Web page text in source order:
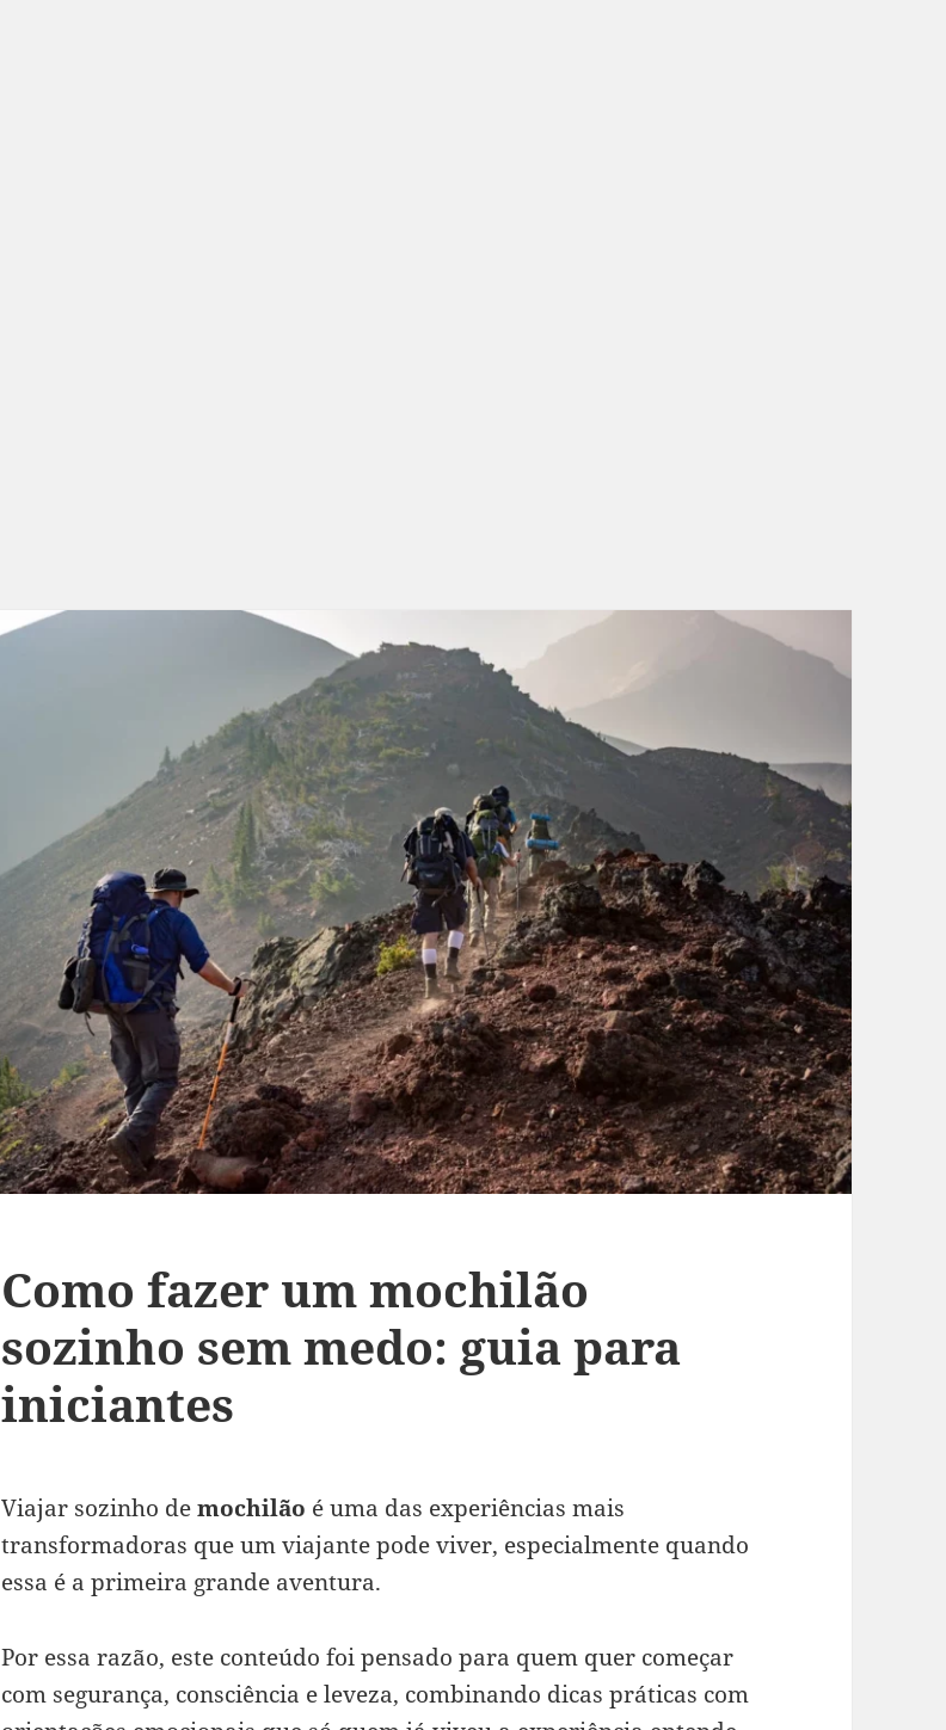
Como fazer um mochilão
sozinho sem medo: guia para
iniciantes
Viajar sozinho demochilão é uma das experiências mais
transformadoras que um viajante pode viver, especialmente quando
essa é a primeira grande aventura.
Por essa razão, este conteúdo foi pensado para quem quer começar
com segurança, consciência e leveza, combinando dicas práticas com